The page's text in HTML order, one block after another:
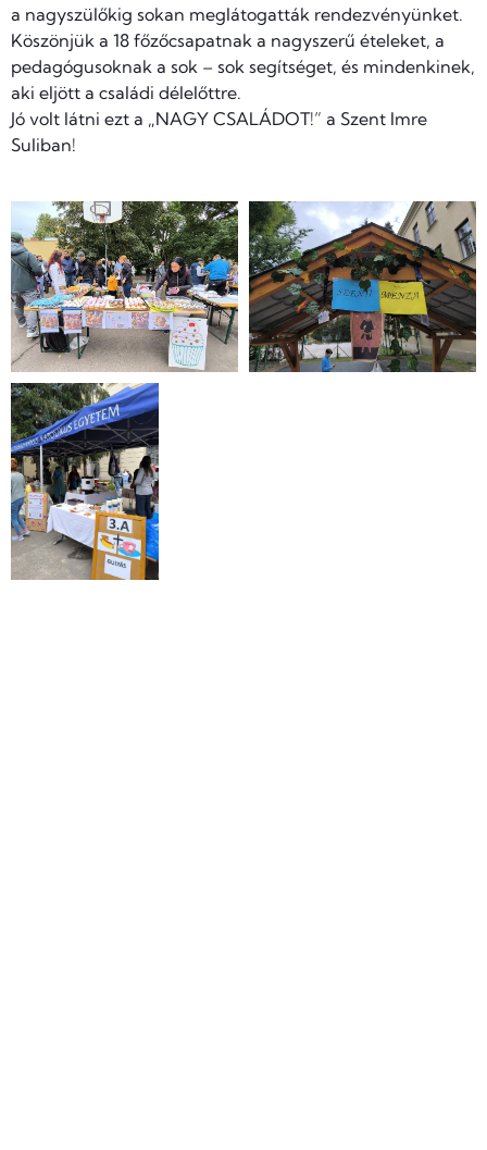
a nagyszülőkig sokan meglátogatták rendezvényünket.
Köszönjük a 18 főzőcsapatnak a nagyszerű ételeket, a
pedagógusoknak a sok – sok segítséget, és mindenkinek,
aki eljött a családi délelőttre.
Jó volt látni ezt a „NAGY CSALÁDOT!” a Szent Imre
Suliban!